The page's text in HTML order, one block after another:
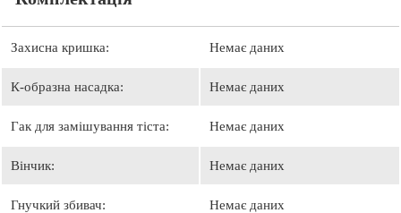
Захисна кришка: Немає даних
К-образна насадка: Немає даних
Гак для замішування тіста: Немає даних
Вінчик: Немає даних
Гнучкий збивач: Немає даних